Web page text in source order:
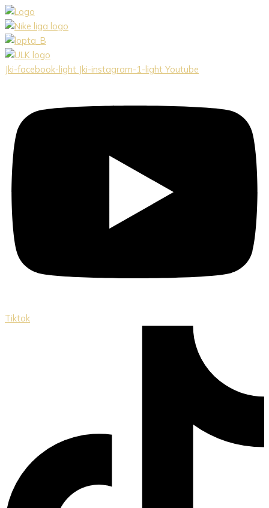
Preskočiť
na
obsah
Jki-facebook-light Jki-instagram-1-light Youtube
Tiktok